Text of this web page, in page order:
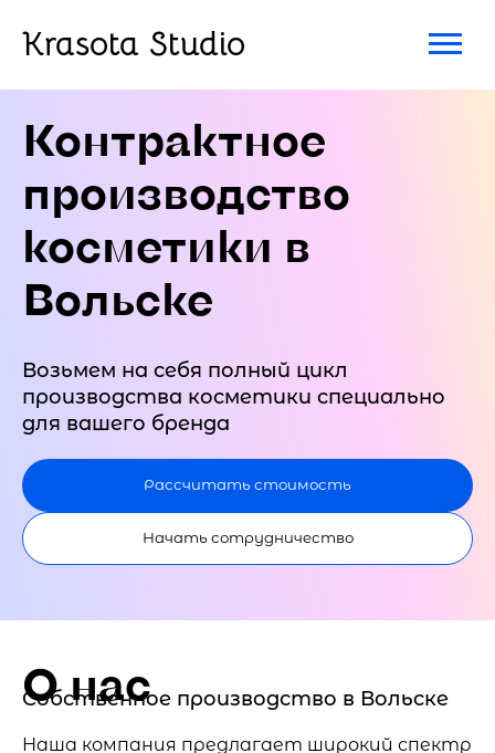
Krasota Studio
Контрактное
производство
косметики в
Вольске
Возьмем на себя полный цикл
производства косметики специально
для вашего бренда
Рассчитать стоимость
Начать сотрудничество
О нас
Собственное производство в Вольске
Наша компания предлагает широкий спектр